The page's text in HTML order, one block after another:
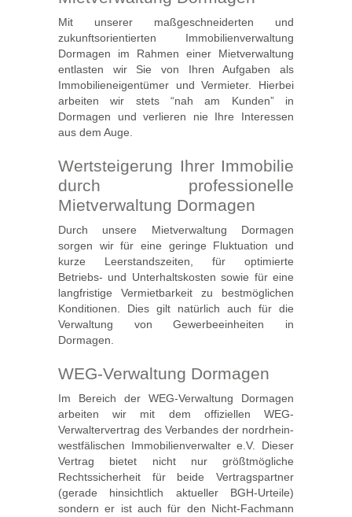
Mit unserer maßgeschneiderten und
zukunftsorientierten Immobilienverwaltung
Dormagen im Rahmen einer Mietverwaltung
entlasten wir Sie von Ihren Aufgaben als
Immobilieneigentümer und Vermieter. Hierbei
arbeiten wir stets “nah am Kunden” in
Dormagen und verlieren nie Ihre Interessen
aus dem Auge.
Wertsteigerung Ihrer Immobilie
durch professionelle
Mietverwaltung Dormagen
Durch unsere Mietverwaltung Dormagen
sorgen wir für eine geringe Fluktuation und
kurze Leerstandszeiten, für optimierte
Betriebs- und Unterhaltskosten sowie für eine
langfristige Vermietbarkeit zu bestmöglichen
Konditionen. Dies gilt natürlich auch für die
Verwaltung von Gewerbeeinheiten in
Dormagen.
WEG-Verwaltung Dormagen
Im Bereich der WEG-Verwaltung Dormagen
arbeiten wir mit dem offiziellen WEG-
Verwaltervertrag des Verbandes der nordrhein-
westfälischen Immobilienverwalter e.V. Dieser
Vertrag bietet nicht nur größtmögliche
Rechtssicherheit für beide Vertragspartner
(gerade hinsichtlich aktueller BGH-Urteile)
sondern er ist auch für den Nicht-Fachmann